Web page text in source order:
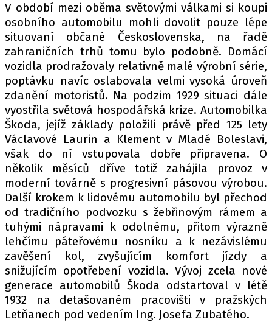
Máte příběh, fotku nebo video?
Pošlete e-mail na autoroad.cz
ETICKÝ KODEX
KONTAKT
VYDAVATEL
INZERCE
OSOBNÍ ÚDAJE / COOKIES
Provozovatelem serveru autoroad.cz je
INCORP MEDIA GROUP s.r.o., IČ: 118 23 054
V období mezi oběma světovými válkami si koupi
osobního automobilu mohli dovolit pouze lépe
situovaní občané Československa, na řadě
zahraničních trhů tomu bylo podobně. Domácí
vozidla prodražovaly relativně malé výrobní série,
poptávku navíc oslabovala velmi vysoká úroveň
zdanění motoristů. Na podzim 1929 situaci dále
vyostřila světová hospodářská krize. Automobilka
Škoda, jejíž základy položili právě před 125 lety
Václavové Laurin a Klement v Mladé Boleslavi,
však do ní vstupovala dobře připravena. O
několik měsíců dříve totiž zahájila provoz v
moderní továrně s progresivní pásovou výrobou.
Další krokem k lidovému automobilu byl přechod
od tradičního podvozku s žebřinovým rámem a
tuhými nápravami k odolnému, přitom výrazně
lehčímu páteřovému nosníku a k nezávislému
zavěšení kol, zvyšujícím komfort jízdy a
snižujícím opotřebení vozidla. Vývoj zcela nové
generace automobilů Škoda odstartoval v létě
1932 na detašovaném pracovišti v pražských
Letňanech pod vedením Ing. Josefa Zubatého.